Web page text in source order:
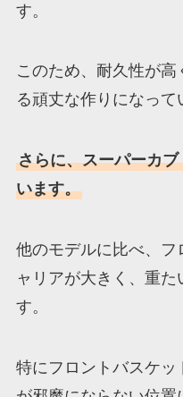
す。
このため、耐久性が高
る頑丈な作りになって
さらに、スーパーカ
います。
他のモデルに比べ、フ
ャリアが大きく、重
す。
特にフロントバスケ